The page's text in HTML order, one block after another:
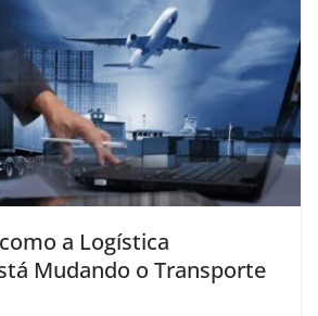
a Logística
Mudando o Transporte